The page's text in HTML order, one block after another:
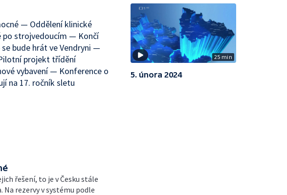
— Oddělení klinické
po strojvedoucím — Končí
bude hrát ve Vendryni —
projekt třídění
vybavení — Konference o
na 17. ročník sletu
řešení, to je v Česku stále
rezervy v systému podle
25 min
5. února 2024